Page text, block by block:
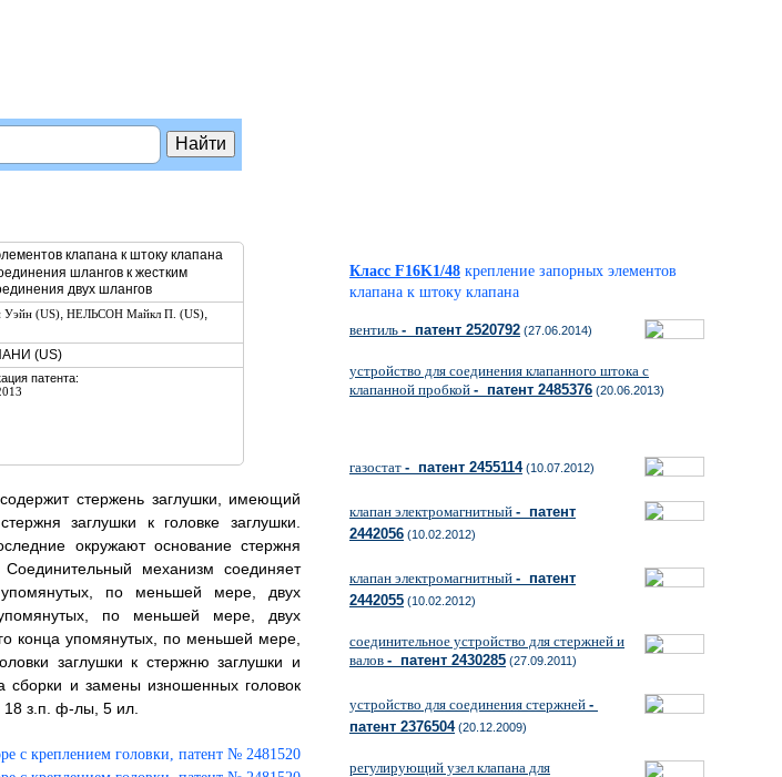
клапана к штоку клапана
шлангов к жестким
двух шлангов
Уэйн (US), НЕЛЬСОН Майкл П. (US),
(US)
патента:
стержень заглушки, имеющий
заглушки к головке заглушки.
окружают основание стержня
механизм соединяет
по меньшей мере, двух
по меньшей мере, двух
конца упомянутых, по меньшей мере,
заглушки к стержню заглушки и
сборки и замены изношенных головок
18 з.п. ф-лы, 5 ил.
Класс F16K1/48 крепление запорных элементов
клапана к штоку клапана
вентиль - патент 2520792 (27.06.2014)
устройство для соединения клапанного штока с
клапанной пробкой - патент 2485376 (20.06.2013)
газостат - патент 2455114(10.07.2012)
клапан электромагнитный - патент
2442056 (10.02.2012)
клапан электромагнитный - патент
2442055 (10.02.2012)
соединительное устройство для стержней и
валов - патент 2430285 (27.09.2011)
устройство для соединения стержней -
патент 2376504(20.12.2009)
регулирующий узел клапана для